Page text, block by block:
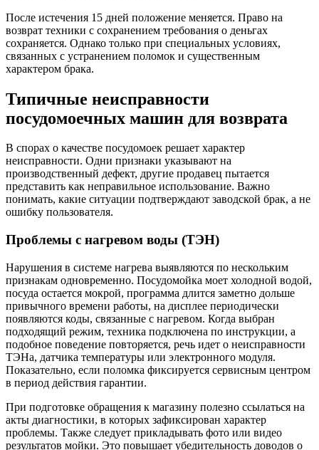
После истечения 15 дней положение меняется. Право на
возврат техники с сохранением требования о деньгах
сохраняется. Однако только при специальных условиях,
связанных с устранением поломок и существенным
характером брака.
Типичные неисправности
посудомоечных машин для возврата
В спорах о качестве посудомоек решает характер
неисправности. Одни признаки указывают на
производственный дефект, другие продавец пытается
представить как неправильное использование. Важно
понимать, какие ситуации подтверждают заводской брак, а не
ошибку пользователя.
Проблемы с нагревом воды (ТЭН)
Нарушения в системе нагрева выявляются по нескольким
признакам одновременно. Посудомойка моет холодной водой,
посуда остается мокрой, программа длится заметно дольше
привычного времени работы, на дисплее периодически
появляются коды, связанные с нагревом. Когда выбран
подходящий режим, техника подключена по инструкции, а
подобное поведение повторяется, речь идет о неисправности
ТЭНа, датчика температуры или электронного модуля.
Показательно, если поломка фиксируется сервисным центром
в период действия гарантии.
При подготовке обращения к магазину полезно ссылаться на
акты диагностики, в которых зафиксирован характер
проблемы. Также следует прикладывать фото или видео
результатов мойки. Это повышает убедительность доводов о